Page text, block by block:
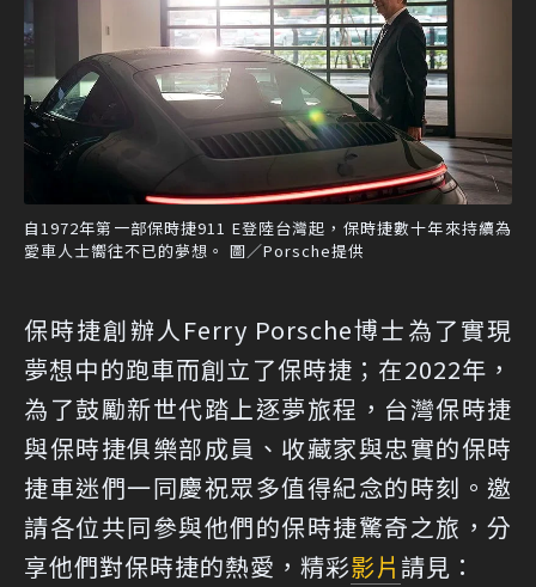
自1972年第一部保時捷911 E登陸台灣起，保時捷數十年來持續為
愛車人士嚮往不已的夢想。 圖／Porsche提供
保時捷創辦人Ferry Porsche博士為了實現
夢想中的跑車而創立了保時捷；在2022年，
為了鼓勵新世代踏上逐夢旅程，台灣保時捷
與保時捷俱樂部成員、收藏家與忠實的保時
捷車迷們一同慶祝眾多值得紀念的時刻。邀
請各位共同參與他們的保時捷驚奇之旅，分
享他們對保時捷的熱愛，精彩影片 請見：